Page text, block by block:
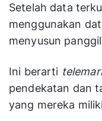
Setelah data
menggunakan
menyusun
Ini berarti
pendekatan dan
yang mereka